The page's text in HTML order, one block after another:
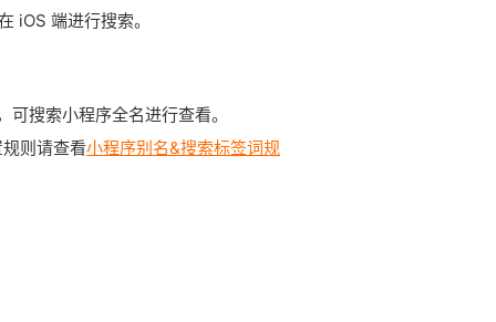
iOS 端进行搜索。
搜索小程序全名进行查看。
则请查看小程序别名&搜索标签词规